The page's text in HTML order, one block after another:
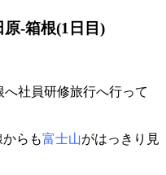
-箱根(1日目)
へ社員研修旅行へ行って
らも富士山がはっきり見